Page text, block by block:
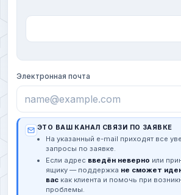
Электронная почта
ЭТО ВАШ КАНАЛ СВЯЗИ ПО ЗАЯВКЕ
На указанный e-mail приходят все
запросы по заявке.
Если адрес введён неверно или
ящику — поддержка не сможет
вас как клиента и помочь при
проблемы.